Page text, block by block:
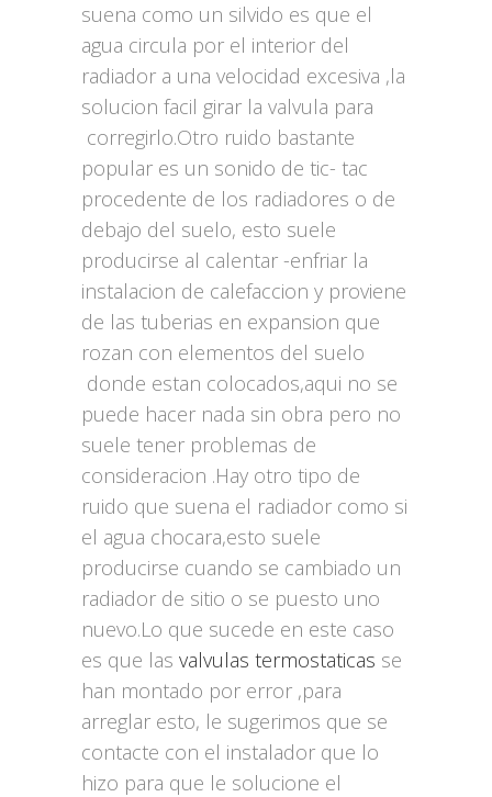
suena como un silvido es que el
agua circula por el interior del
radiador a una velocidad excesiva ,la
solucion facil girar la valvula para
corregirlo.Otro ruido bastante
popular es un sonido de tic- tac
procedente de los radiadores o de
debajo del suelo, esto suele
producirse al calentar -enfriar la
instalacion de calefaccion y proviene
de las tuberias en expansion que
rozan con elementos del suelo
donde estan colocados,aqui no se
puede hacer nada sin obra pero no
suele tener problemas de
consideracion .Hay otro tipo de
ruido que suena el radiador como si
el agua chocara,esto suele
producirse cuando se cambiado un
radiador de sitio o se puesto uno
nuevo.Lo que sucede en este caso
es que las valvulas termostaticas se
han montado por error ,para
arreglar esto, le sugerimos que se
contacte con el instalador que lo
hizo para que le solucione el